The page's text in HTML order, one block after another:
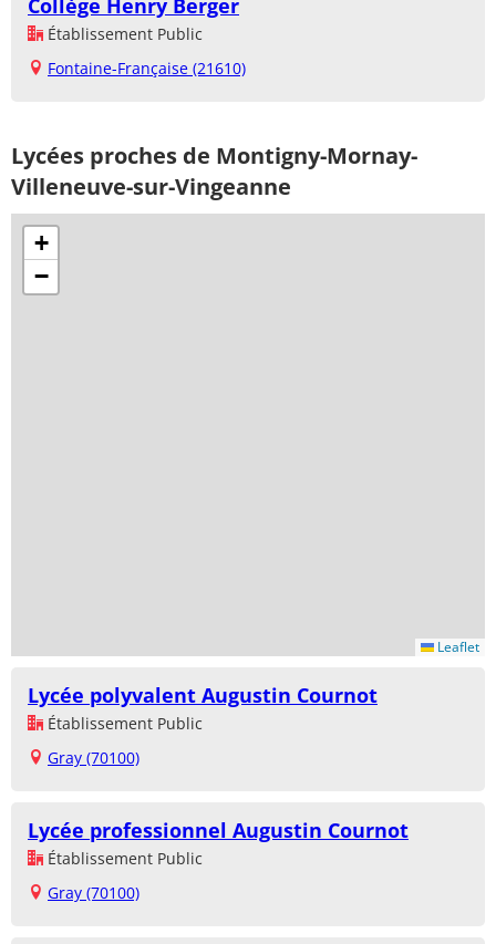
Collège Henry Berger
Établissement Public
Fontaine-Française (21610)
Lycées proches de Montigny-Mornay-
Villeneuve-sur-Vingeanne
+
−
Leaflet
Lycée polyvalent Augustin Cournot
Établissement Public
Gray (70100)
Lycée professionnel Augustin Cournot
Établissement Public
Gray (70100)